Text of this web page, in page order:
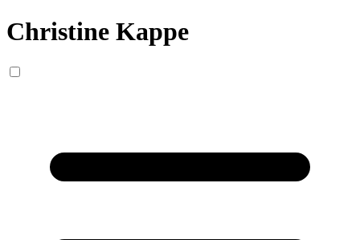
Christine Kappe